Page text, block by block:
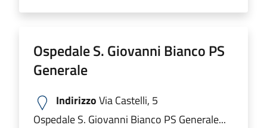
Ospedale S. Giovanni Bianco PS
Generale
IndirizzoVia Castelli, 5
Ospedale S. Giovanni Bianco PS Generale...